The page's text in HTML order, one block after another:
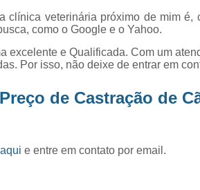
clínica veterinária próximo de mim é,
como o Google e o Yahoo.
excelente e Qualificada. Com um
Por isso, não deixe de entrar em
de Castração de
e entre em contato por email.